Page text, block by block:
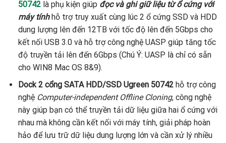
50742là phụ kiện giúp đọc và ghi giữ liệu từ ổ cứng với
máy tínhhỗ trợ truy xuất cùng lúc 2 ổ cứng SSD và HDD
dung lượng lên đến 12TB với tốc độ lên đến 5Gbps cho
kết nối USB 3.0 và hỗ trợ công nghệ UASP giúp tăng tốc
độ truyền tải lên đến 6Gbps (Chú Ý: UASP là chỉ có sẵn
cho WIN8 Mac OS 8&9).
Dock 2 cổng SATA HDD/SSD Ugreen 50742hỗ trợ công
nghệ Computer-independent Offline Cloning, công nghệ
này giúp bạn có thể truyền tải dữ liệu giữa hai ổ cứng với
nhau mà không cần kết nối với máy tính, giải pháp hoàn
hảo để lưu trữ dữ liệu dung lượng lớn và cần xử lý nhiều